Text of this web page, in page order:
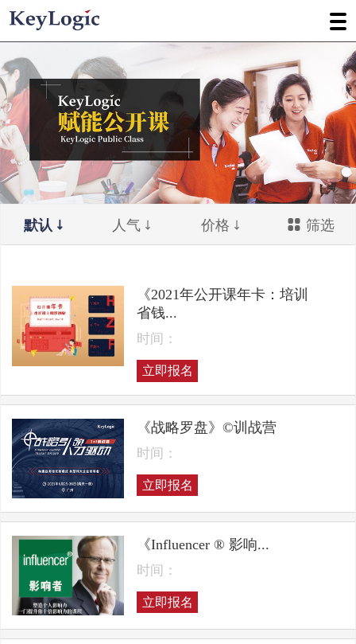
默认 人气 价格 筛选
《2021年公开课年卡：培训
省钱...
时间：
立即报名
《战略罗盘》©训战营
时间：
立即报名
《Influencer ® 影响...
时间：
立即报名